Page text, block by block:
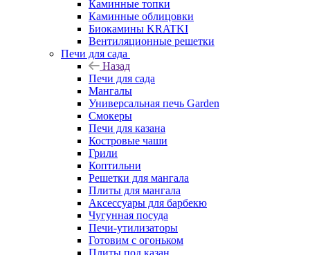
Каминные топки
Каминные облицовки
Биокамины KRATKI
Вентиляционные решетки
Печи для сада
Назад
Печи для сада
Мангалы
Универсальная печь Garden
Смокеры
Печи для казана
Костровые чаши
Грили
Коптильни
Решетки для мангала
Плиты для мангала
Аксессуары для барбекю
Чугунная посуда
Печи-утилизаторы
Готовим с огоньком
Плиты под казан